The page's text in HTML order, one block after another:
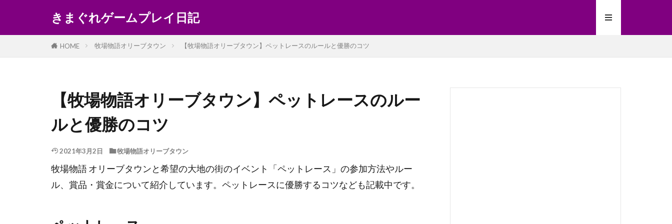
きまぐれゲームプレイ日記
HOME 牧場物語オリーブタウン 【牧場物語オリーブタウン】ペットレースのルールと優勝のコツ
【牧場物語オリーブタウン】ペットレースのルー
ルと優勝のコツ
2021年3月2日 牧場物語オリーブタウン
牧場物語 オリーブタウンと希望の大地の街のイベント「ペットレース」の参加方法やルー
ル、賞品・賞金について紹介しています。ペットレースに優勝するコツなども記載中です。